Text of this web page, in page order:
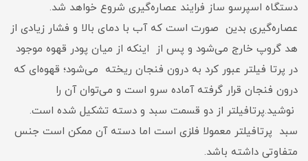
دستگاه اسپرسو ساز فرایند عصاره‌گیری شروع خواهد شد.
عصاره‌گیری بدین صورت است که آب با دمای بالا و فشار زیادی از
هد گروپ خارج می‌شود و پس از اینکه از میان پودر قهوه موجود
در پرتا فیلتر عبور کرد به درون فنجان ریخته می‌شود؛ قهوه‌ای که
درون فنجان قرار گرفته آماده سرو است و می‌توان آن را
نوشید.پرتافیلتر از دو قسمت سبد و دسته تشکیل شده است.
سبد پرتافیلتر معمولا فلزی است اما دسته آن ممکن است جنس
متفاوتی داشته باشد.